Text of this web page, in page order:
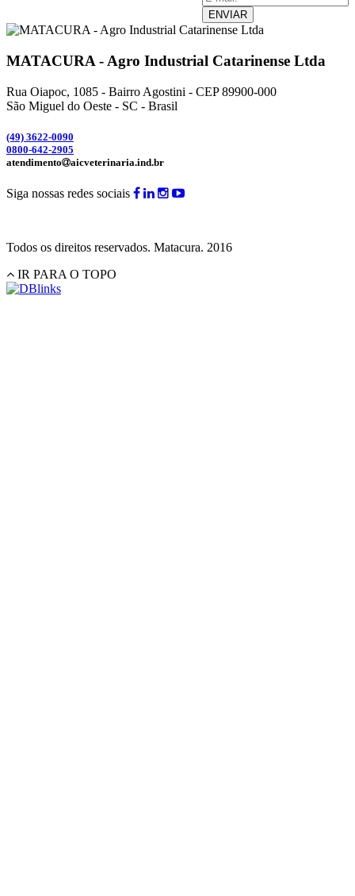
ENVIAR
MATACURA - Agro Industrial Catarinense Ltda
Rua Oiapoc, 1085 - Bairro Agostini - CEP 89900-000
São Miguel do Oeste - SC - Brasil
(49) 3622-0090
0800-642-2905
atendimento
aicveterinaria.ind.br
Siga nossas redes sociais
Todos os direitos reservados. Matacura. 2016
IR PARA O TOPO